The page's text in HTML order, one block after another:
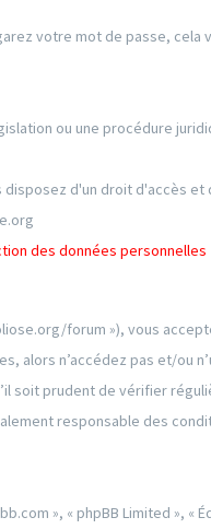
votre mot de passe,
ou une procédure
d'un droit d'accès
des données personnelles
forum »), vous
alors n’accédez pas et/ou
soit prudent de vérifier
responsable des
», « phpBB Limited », «